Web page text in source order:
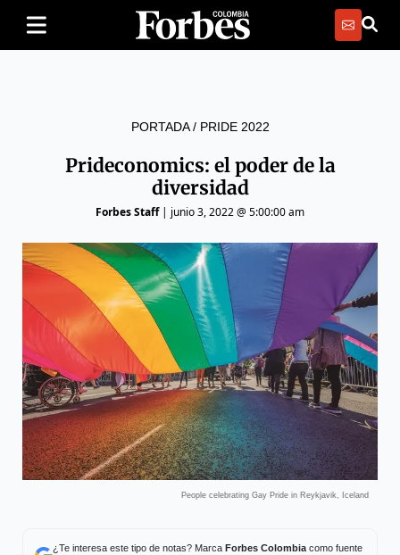
PORTADA/ PRIDE 2022
Prideconomics: el poder de la
diversidad
Forbes Staff| junio 3, 2022 @ 5:00:00 am
People celebrating Gay Pride in Reykjavik, Iceland
¿Te interesa este tipo de notas? Marca Forbes Colombiacomo fuente